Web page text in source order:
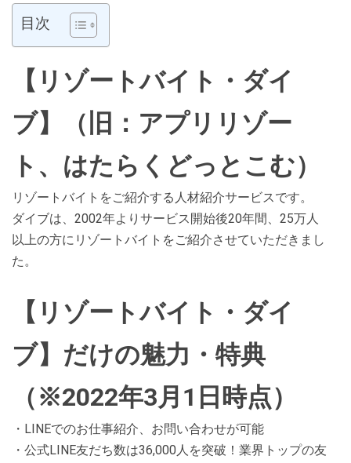
目次
【リゾートバイト・ダイ
ブ】（旧：アプリリゾー
ト、はたらくどっとこむ）
リゾートバイトをご紹介する人材紹介サービスです。
ダイブは、2002年よりサービス開始後20年間、25万人
以上の方にリゾートバイトをご紹介させていただきまし
た。
【リゾートバイト・ダイ
ブ】だけの魅力・特典
（※2022年3月1日時点）
・LINEでのお仕事紹介、お問い合わせが可能
・公式LINE友だち数は36,000人を突破！業界トップの友